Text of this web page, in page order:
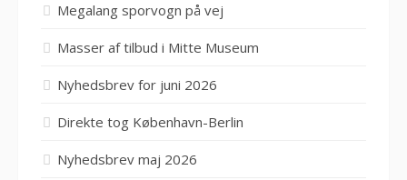
Megalang sporvogn på vej
Masser af tilbud i Mitte Museum
Nyhedsbrev for juni 2026
Direkte tog København-Berlin
Nyhedsbrev maj 2026